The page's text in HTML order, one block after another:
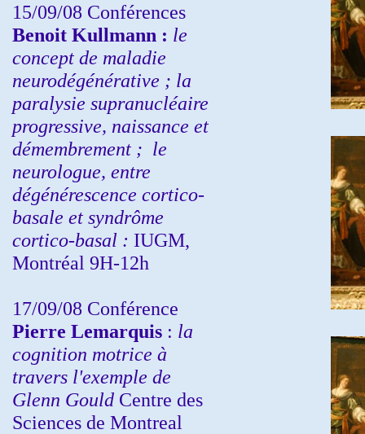
15/09/08 Conférences
Benoit Kullmann : le
concept de maladie
neurodégénérative ; la
paralysie supranucléaire
progressive, naissance et
démembrement ; le
neurologue, entre
dégénérescence cortico-
basale et syndrôme
cortico-basal : IUGM,
Montréal 9H-12h
17/09/08 Conférence
Pierre Lemarquis : la
cognition motrice à
travers l'exemple de
Glenn Gould Centre des
Sciences de Montreal